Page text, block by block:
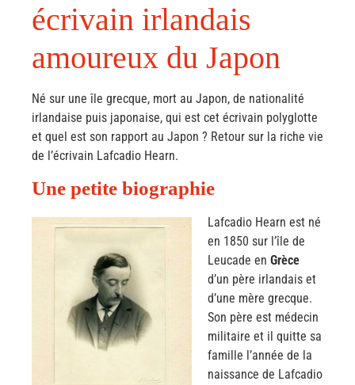
écrivain irlandais
amoureux du Japon
Né sur une île grecque, mort au Japon, de nationalité
irlandaise puis japonaise, qui est cet écrivain polyglotte
et quel est son rapport au Japon ? Retour sur la riche vie
de l’écrivain Lafcadio Hearn.
Une petite biographie
Lafcadio Hearn est né
en 1850 sur l’île de
Leucade en Grèce
d’un père irlandais et
d’une mère grecque.
Son père est médecin
militaire et il quitte sa
famille l’année de la
naissance de Lafcadio